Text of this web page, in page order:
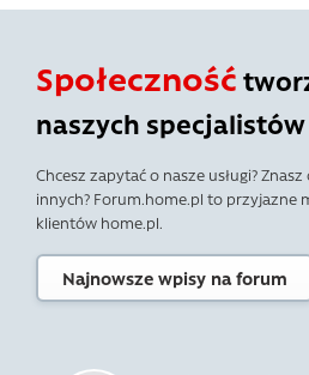
Społeczność
naszych
Chcesz zapytać o nasze usługi?
innych? Forum.home.pl to przyjazne
klientów home.pl.
Najnowsze wpisy na forum